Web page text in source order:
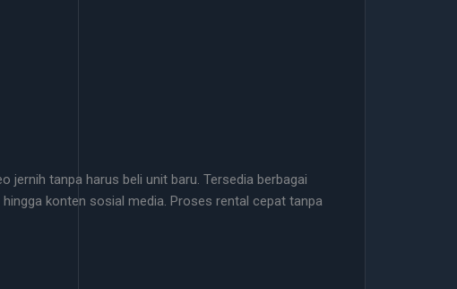
jernih tanpa harus beli unit baru. Tersedia berbagai
konten sosial media. Proses rental cepat tanpa